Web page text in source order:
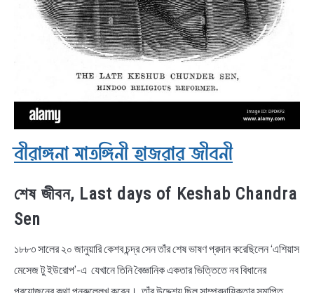
বীরাঙ্গনা মাতঙ্গিনী হাজরার জীবনী
শেষ জীবন, Last days of Keshab Chandra
Sen
১৮৮৩ সালের ২০ জানুয়ারি কেশব চন্দ্র সেন তাঁর শেষ ভাষণ প্রদান করেছিলেন ‘এশিয়াস
মেসেজ টু ইউরোপ’-এ যেখানে তিনি বৈজ্ঞানিক একতার ভিত্তিতে নব বিধানের